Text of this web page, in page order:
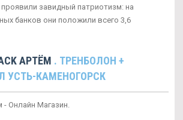
завидный патриотизм: на
банков они положили всего 3,6
АРТЁМ . ТРЕНБОЛОН +
УСТЬ-КАМЕНОГОРСК
Онлайн Магазин.